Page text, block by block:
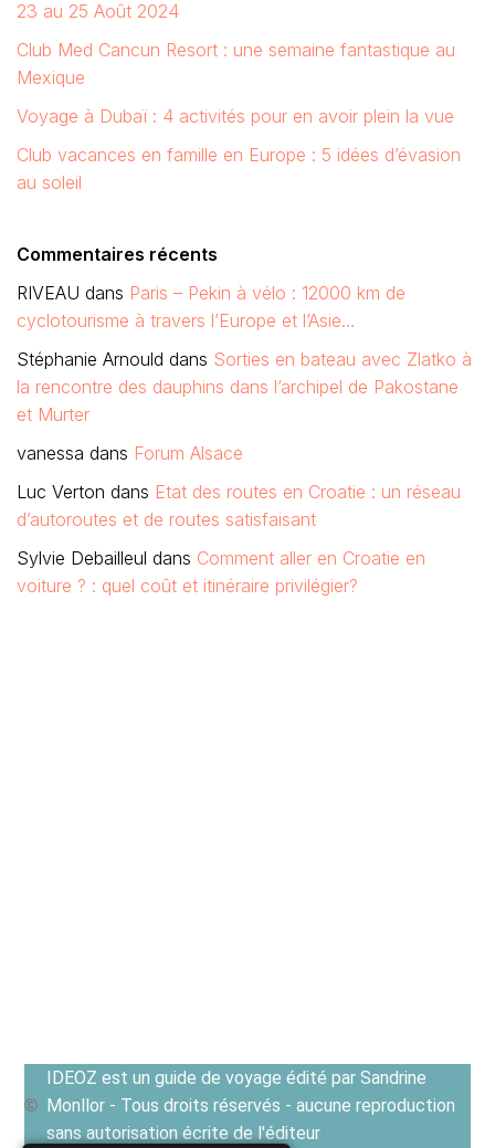
23 au 25 Août 2024
Club Med Cancun Resort : une semaine fantastique au
Mexique
Voyage à Dubaï : 4 activités pour en avoir plein la vue
Club vacances en famille en Europe : 5 idées d’évasion
au soleil
Commentaires récents
RIVEAU dans Paris – Pekin à vélo : 12000 km de
cyclotourisme à travers l’Europe et l’Asie…
Stéphanie Arnould dans Sorties en bateau avec Zlatko à
la rencontre des dauphins dans l’archipel de Pakostane
et Murter
vanessa dans Forum Alsace
Luc Verton dans Etat des routes en Croatie : un réseau
d’autoroutes et de routes satisfaisant
Sylvie Debailleul dans Comment aller en Croatie en
voiture ? : quel coût et itinéraire privilégier?
IDEOZ est un guide de voyage édité par Sandrine
Monllor - Tous droits réservés - aucune reproduction
sans autorisation écrite de l'éditeur